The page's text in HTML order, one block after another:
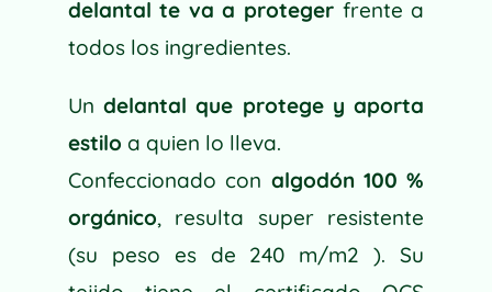
delantal te va a proteger frente a
todos los ingredientes.
Undelantal que protege y aporta
estilo a quien lo lleva.
Confeccionado con algodón 100 %
orgánico, resulta super resistente
(su peso es de 240 m/m2 ). Su